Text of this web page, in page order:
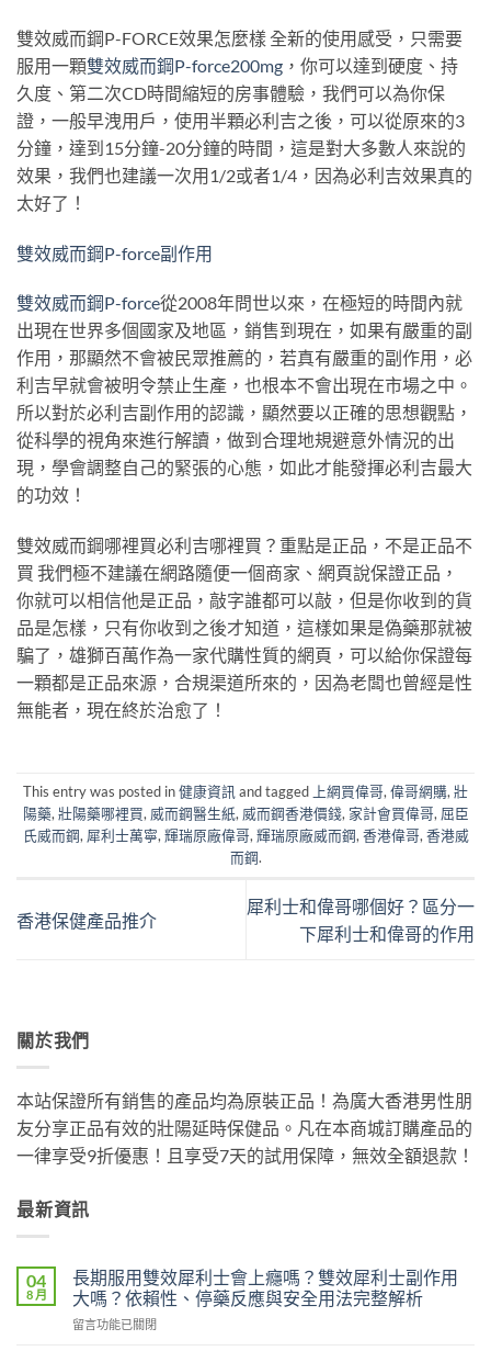
雙效威而鋼P-FORCE效果怎麼樣 全新的使用感受，只需要
服用一顆雙效威而鋼P-force200mg ，你可以達到硬度、持
久度、第二次CD時間縮短的房事體驗，我們可以為你保
證，一般早洩用戶，使用半顆必利吉之後，可以從原來的3
分鐘，達到15分鐘-20分鐘的時間，這是對大多數人來說的
效果，我們也建議一次用1/2或者1/4，因為必利吉效果真的
太好了！
雙效威而鋼P-force副作用
雙效威而鋼P-force從2008年問世以來，在極短的時間內就
出現在世界多個國家及地區，銷售到現在，如果有嚴重的副
作用，那顯然不會被民眾推薦的，若真有嚴重的副作用，必
利吉早就會被明令禁止生產，也根本不會出現在市場之中。
所以對於必利吉副作用的認識，顯然要以正確的思想觀點，
從科學的視角來進行解讀，做到合理地規避意外情況的出
現，學會調整自己的緊張的心態，如此才能發揮必利吉最大
的功效！
雙效威而鋼哪裡買必利吉哪裡買？重點是正品，不是正品不
買 我們極不建議在網路隨便一個商家、網頁說保證正品，
你就可以相信他是正品，敲字誰都可以敲，但是你收到的貨
品是怎樣，只有你收到之後才知道，這樣如果是偽藥那就被
騙了，雄獅百萬作為一家代購性質的網頁，可以給你保證每
一顆都是正品來源，合規渠道所來的，因為老闆也曾經是性
無能者，現在終於治愈了！
This entry was posted in健康資訊and tagged 上網買偉哥,偉哥網購,壯
陽藥,壯陽藥哪裡買, 威而鋼醫生紙, 威而鋼香港價錢, 家計會買偉哥, 屈臣
氏威而鋼, 犀利士萬寧,輝瑞原廠偉哥,輝瑞原廠威而鋼,香港偉哥,香港威
而鋼.
香港保健產品推介
犀利士和偉哥哪個好？區分一
下犀利士和偉哥的作用
關於我們
本站保證所有銷售的產品均為原裝正品！為廣大香港男性朋
友分享正品有效的壯陽延時保健品。凡在本商城訂購產品的
一律享受9折優惠！且享受7天的試用保障，無效全額退款！
最新資訊
04
8 月
長期服用雙效犀利士會上癮嗎？雙效犀利士副作用
大嗎？依賴性、停藥反應與安全用法完整解析
在
留言功能已關閉